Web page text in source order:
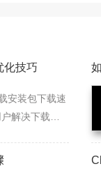
化技巧
安装包下载速
解决下载缓